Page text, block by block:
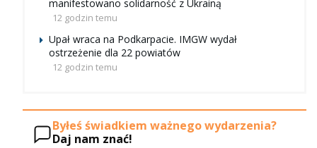
manifestowano solidarność z Ukrainą
12 godzin temu
Upał wraca na Podkarpacie. IMGW wydał
ostrzeżenie dla 22 powiatów
12 godzin temu
Byłeś świadkiem ważnego wydarzenia?
Daj nam znać!